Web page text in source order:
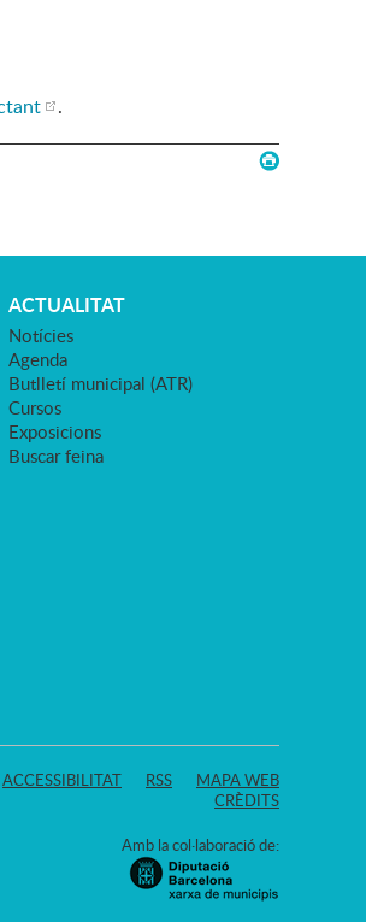
.
ACTUALITAT
Notícies
Agenda
Butlletí municipal (ATR)
Cursos
Exposicions
Buscar feina
ACCESSIBILITAT RSS
MAPA WEB
CRÈDITS
Amb la col·laboració de: